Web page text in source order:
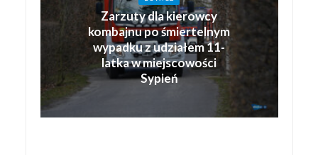
Zarzuty dla kierowcy
kombajnu po śmiertelnym
wypadku z udziałem 11-
latka w miejscowości
Sypień